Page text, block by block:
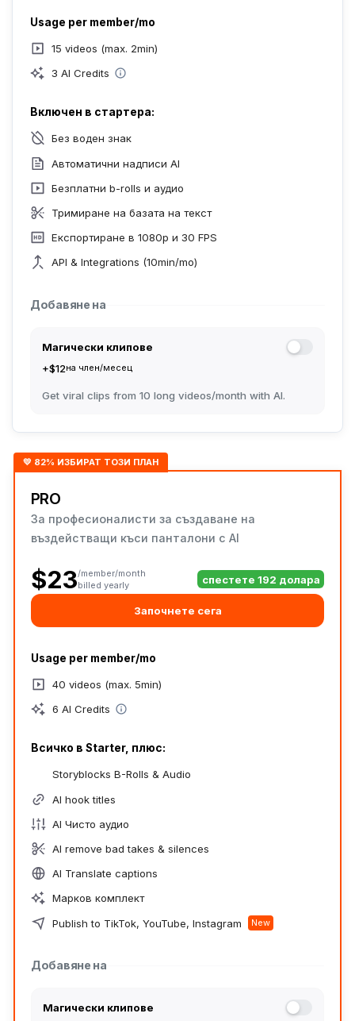
Usage per member/mo
15 videos (max. 2min)
3 AI Credits
Включен в стартера:
Без воден знак
Автоматични надписи AI
Безплатни b-rolls и аудио
Тримиране на базата на текст
Експортиране в 1080p и 30 FPS
API & Integrations (10min/mo)
Добавяне на
Магически клипове
+$12на член/месец
Get viral clips from 10 long videos/month with AI.
💛 82% ИЗБИРАТ ТОЗИ ПЛАН
PRO
За професионалисти за създаване на
въздействащи къси панталони с AI
$23/member/month
billed yearly
спестете 192 долара
Започнете сега
Usage per member/mo
40 videos (max. 5min)
6 AI Credits
Всичко в Starter, плюс:
Storyblocks B-Rolls & Audio
AI hook titles
AI Чисто аудио
AI remove bad takes & silences
AI Translate captions
Марков комплект
Publish to TikTok, YouTube, Instagram
New
Добавяне на
Магически клипове